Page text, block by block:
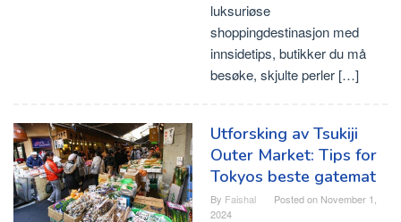
luksuriøse
shoppingdestinasjon med
innsidetips, butikker du må
besøke, skjulte perler […]
Utforsking av Tsukiji
Outer Market: Tips for
Tokyos beste gatemat
By Faishal Posted on November 1,
2024